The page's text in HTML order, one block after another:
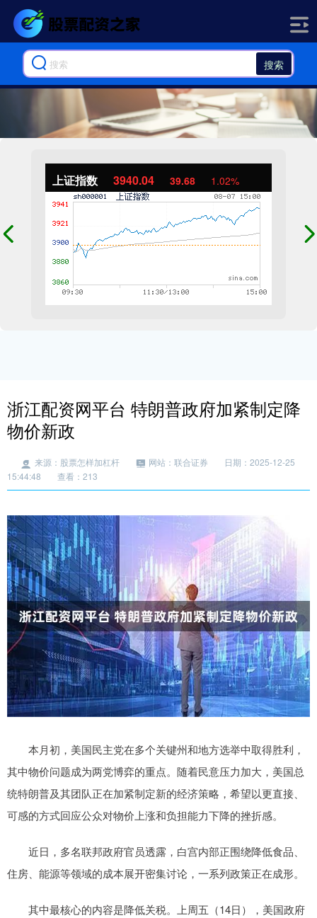
搜索
上证指数 3940.04 39.68 1.02%
浙江配资网平台 特朗普政府加紧制定降
物价新政
来源：股票怎样加杠杆 网站：联合证券
日期：2025-12-25
15:44:48
查看：213
本月初，美国民主党在多个关键州和地方选举中取得胜利，
其中物价问题成为两党博弈的重点。随着民意压力加大，美国总
统特朗普及其团队正在加紧制定新的经济策略，希望以更直接、
可感的方式回应公众对物价上涨和负担能力下降的挫折感。
近日，多名联邦政府官员透露，白宫内部正围绕降低食品、
住房、能源等领域的成本展开密集讨论，一系列政策正在成形。
其中最核心的内容是降低关税。上周五（14日），美国政府